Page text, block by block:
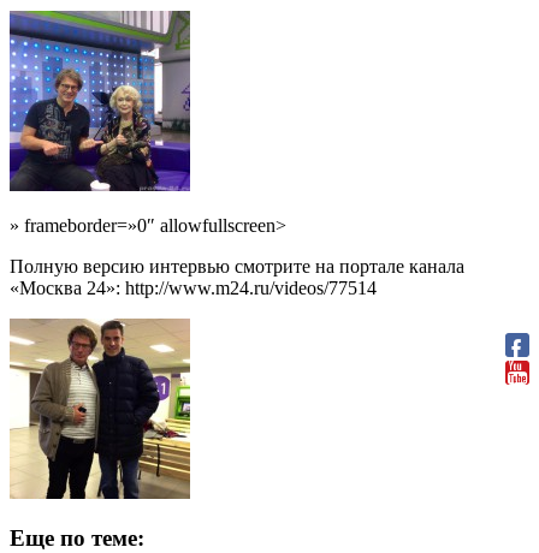
» frameborder=»0″ allowfullscreen>
Полную версию интервью смотрите на портале канала
«Москва 24»: http://www.m24.ru/videos/77514
Еще по теме: